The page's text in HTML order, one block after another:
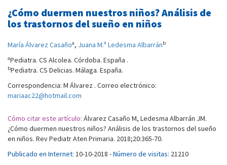
¿Cómo duermen nuestros niños? Análisis de
los trastornos del sueño en niños
María Álvarez Casañoa, Juana M.ª Ledesma Albarránb
aPediatra. CS Alcolea. Córdoba. España .
bPediatra. CS Delicias. Málaga. España.
Correspondencia: M Álvarez . Correo electrónico:
mariaac22@hotmail.com
Cómo citar este artículo: Álvarez Casaño M, Ledesma Albarrán JM.
¿Cómo duermen nuestros niños? Análisis de los trastornos del sueño
en niños. Rev Pediatr Aten Primaria. 2018;20:365-70.
Publicado en Internet: 10-10-2018 -Número de visitas: 21210